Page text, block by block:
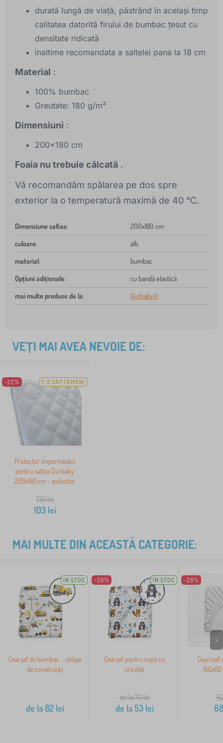
durată lungă de viață, păstrând în același timp
calitatea datorită firului de bumbac țesut cu
densitate ridicată
inaltime recomandata a saltelei pana la 18 cm
Material :
100% bumbac
Greutate: 180 g/m²
Dimensiuni :
200x180 cm
Foaia nu trebuie călcată .
Vă recomandăm spălarea pe dos spre
exterior la o temperatură maximă de 40 °C.
Dimensiune saltea: 200x180 cm
culoare: alb
material: bumbac
Opțiuni adiționale: cu bandă elastică
mai multe produse de la: Ourbaby®
VEȚI MAI AVEA NEVOIE DE:
-22% 1-3 SĂPTĂMÂNI
Protector impermeabil
pentru saltea Ourbaby
200x180 cm - poliester
132lei
103lei
MAI MULTE DIN ACEASTĂ CATEGORIE:
IN STOC
Cearșaf de bumbac - utilaje
de construcții
de la82lei
-26% IN STOC
Cearșaf pentru copii cu
ursuleți
de la 72lei
de la53lei
-26%
Cearceaf
68
>